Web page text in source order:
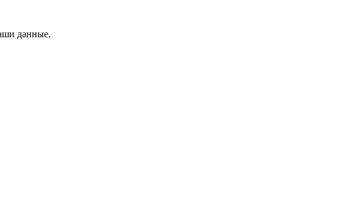
данные.